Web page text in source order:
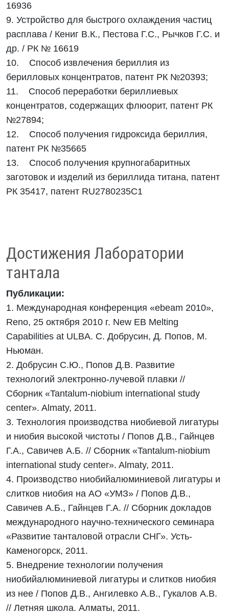
16936
9. Устройство для быстрого охлаждения частиц
расплава / Кениг В.К., Пестова Г.С., Рычков Г.С. и
др. / РК № 16619
10. Способ извлечения бериллия из
берилловых концентратов, патент РК №20393;
11. Способ переработки бериллиевых
концентратов, содержащих флюорит, патент РК
№27894;
12. Способ получения гидроксида бериллия,
патент РК №35665
13. Способ получения крупногабаритных
заготовок и изделий из бериллида титана, патент
РК 35417, патент RU2780235C1
Достижения Лаборатории
тантала
Публикации:
1. Международная конференция «ebeam 2010»,
Reno, 25 октября 2010 г. New EB Melting
Capabilities at ULBA. С. Добрусин, Д. Попов, М.
Ньюман.
2. Добрусин С.Ю., Попов Д.В. Развитие
технологий электронно-лучевой плавки //
Сборник «Tantalum-niobium international study
center». Almaty, 2011.
3. Технология производства ниобиевой лигатуры
и ниобия высокой чистоты / Попов Д.В., Гайнцев
Г.А., Савичев А.Б. // Сборник «Tantalum-niobium
international study center». Almaty, 2011.
4. Производство ниобийалюминиевой лигатуры и
слитков ниобия на АО «УМЗ» / Попов Д.В.,
Савичев А.Б., Гайнцев Г.А. // Сборник докладов
международного научно-технического семинара
«Развитие танталовой отрасли СНГ». Усть-
Каменогорск, 2011.
5. Внедрение технологии получения
ниобийалюминиевой лигатуры и слитков ниобия
из нее / Попов Д.В., Ангилевко А.В., Гукалов А.В.
// Летняя школа. Алматы, 2011.